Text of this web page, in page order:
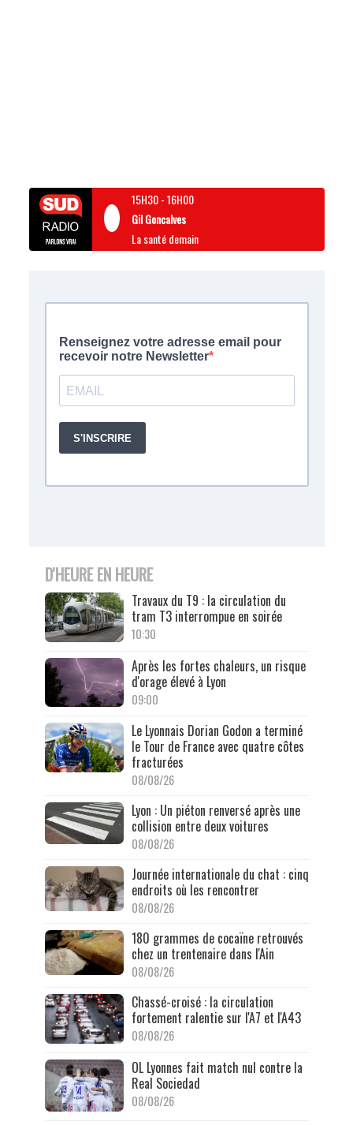
15H30-16H00
Gil Goncalves
La santé demain
D'HEURE EN HEURE
Travaux du T9 : la circulation du
tram T3 interrompue en soirée
10:30
Après les fortes chaleurs, un risque
d'orage élevé à Lyon
09:00
Le Lyonnais Dorian Godon a terminé
le Tour de France avec quatre côtes
fracturées
08/08/26
Lyon : Un piéton renversé après une
collision entre deux voitures
08/08/26
Journée internationale du chat : cinq
endroits où les rencontrer
08/08/26
180 grammes de cocaïne retrouvés
chez un trentenaire dans l'Ain
08/08/26
Chassé-croisé : la circulation
fortement ralentie sur l'A7 et l'A43
08/08/26
OL Lyonnes fait match nul contre la
Real Sociedad
08/08/26